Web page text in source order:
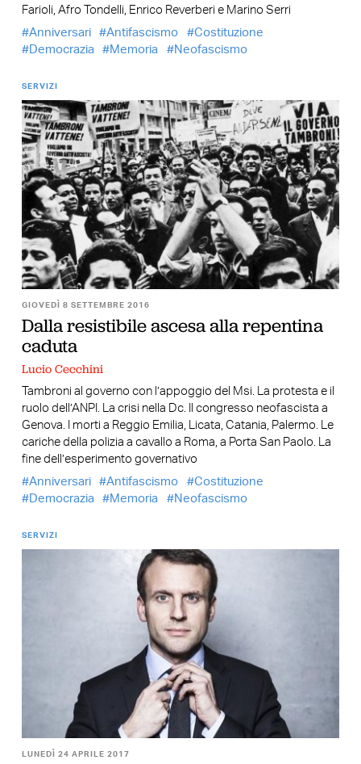
Farioli, Afro Tondelli, Enrico Reverberi e Marino Serri
Anniversari
Antifascismo
Costituzione
Democrazia
Memoria Neofascismo
SERVIZI
GIOVEDÌ 8 SETTEMBRE 2016
Dalla resistibile ascesa alla repentina
caduta
Lucio Cecchini
Tambroni al governo con l’appoggio del Msi. La protesta e il
ruolo dell’ANPI. La crisi nella Dc. Il congresso neofascista a
Genova. I morti a Reggio Emilia, Licata, Catania, Palermo. Le
cariche della polizia a cavallo a Roma, a Porta San Paolo. La
fine dell’esperimento governativo
Anniversari
Antifascismo
Costituzione
Democrazia
Memoria Neofascismo
SERVIZI
LUNEDÌ 24 APRILE 2017